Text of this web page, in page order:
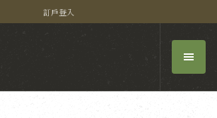
訂戶登入